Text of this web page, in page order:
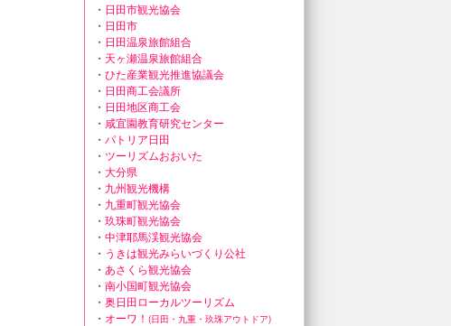
・ 日田市観光協会
・ 日田市
・ 日田温泉旅館組合
・ 天ヶ瀬温泉旅館組合
・ ひた産業観光推進協議会
・ 日田商工会議所
・ 日田地区商工会
・ 咸宜園教育研究センター
・ パトリア日田
・ ツーリズムおおいた
・ 大分県
・ 九州観光機構
・ 九重町観光協会
・ 玖珠町観光協会
・ 中津耶馬渓観光協会
・ うきは観光みらいづくり公社
・ あさくら観光協会
・ 南小国町観光協会
・ 奥日田ローカルツーリズム
・ オーワ！ (日田・九重・玖珠アウトドア)